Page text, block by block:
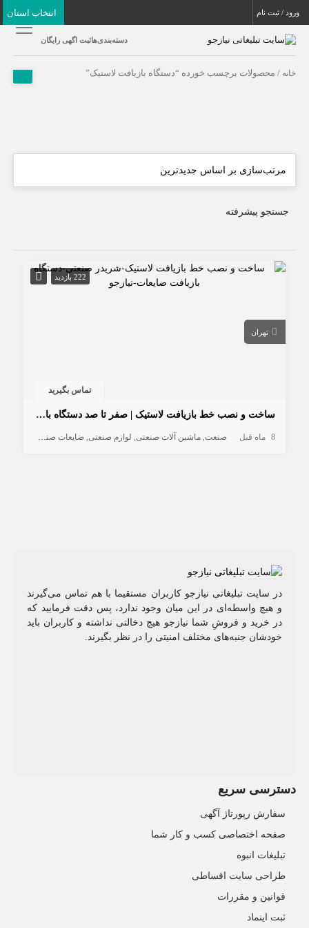
انتخاب استان ورود / ثبت نام
دسته‌بندی‌هاثبت اگهی رایگان
خانه / محصولات برچسب خورده “دستگاه بازیافت لاستیک”
جستجو پیشرفته
222 بازدید
تهران
تماس بگیرید
ساخت و نصب خط بازیافت لاستیک | صفر تا صد دستگاه بازیافت
8 ماه قبل صنعت ماشین آلات صنعتی لوازم صنعتی ضایعات صنعتی
در سایت تبلیغاتی نیازجو کاربران مستقیما با هم تماس می‌گیرند
و هیچ واسطه‌ای در این میان وجود ندارد، پس دقت فرمایید که
در خرید و فروشِ شما نیازجو هیچ دخالتی نداشته و کاربران باید
خودشان جنبه‌های مختلف امنیتی را در نظر بگیرند.
دسترسی سریع
سفارش رپورتاژ آگهی
صفحه اختصاصی کسب و کار شما
تبلیغات انبوه
طراحی سایت اقساطی
قوانین و مقررات
ثبت اینماد